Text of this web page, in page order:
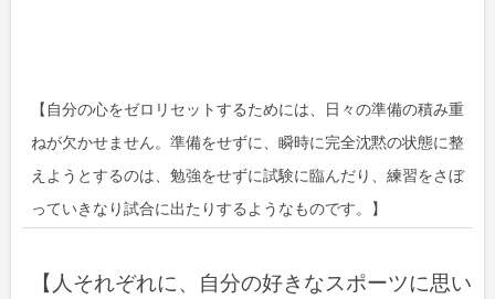
【自分の心をゼロリセットするためには、日々の準備の積み重
ねが欠かせません。準備をせずに、瞬時に完全沈黙の状態に整
えようとするのは、勉強をせずに試験に臨んだり、練習をさぼ
っていきなり試合に出たりするようなものです。】
【人それぞれに、自分の好きなスポーツに思い